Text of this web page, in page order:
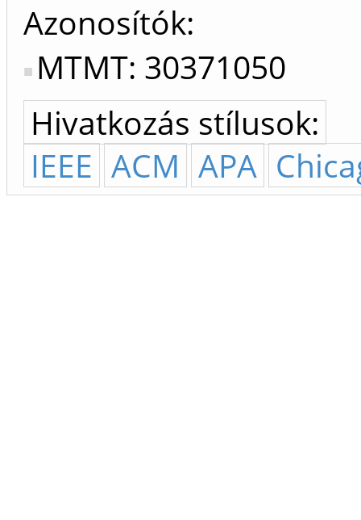
Azonosítók
MTMT: 30371050
Hivatkozás stílusok:
IEEE ACM APA